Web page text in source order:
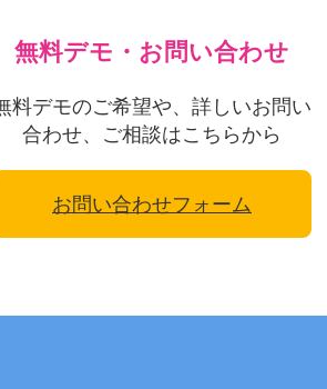
無料デモ・お問い合わせ
料デモのご希望や、詳しいお問い
合わせ、ご相談はこちらから
お問い合わせフォーム